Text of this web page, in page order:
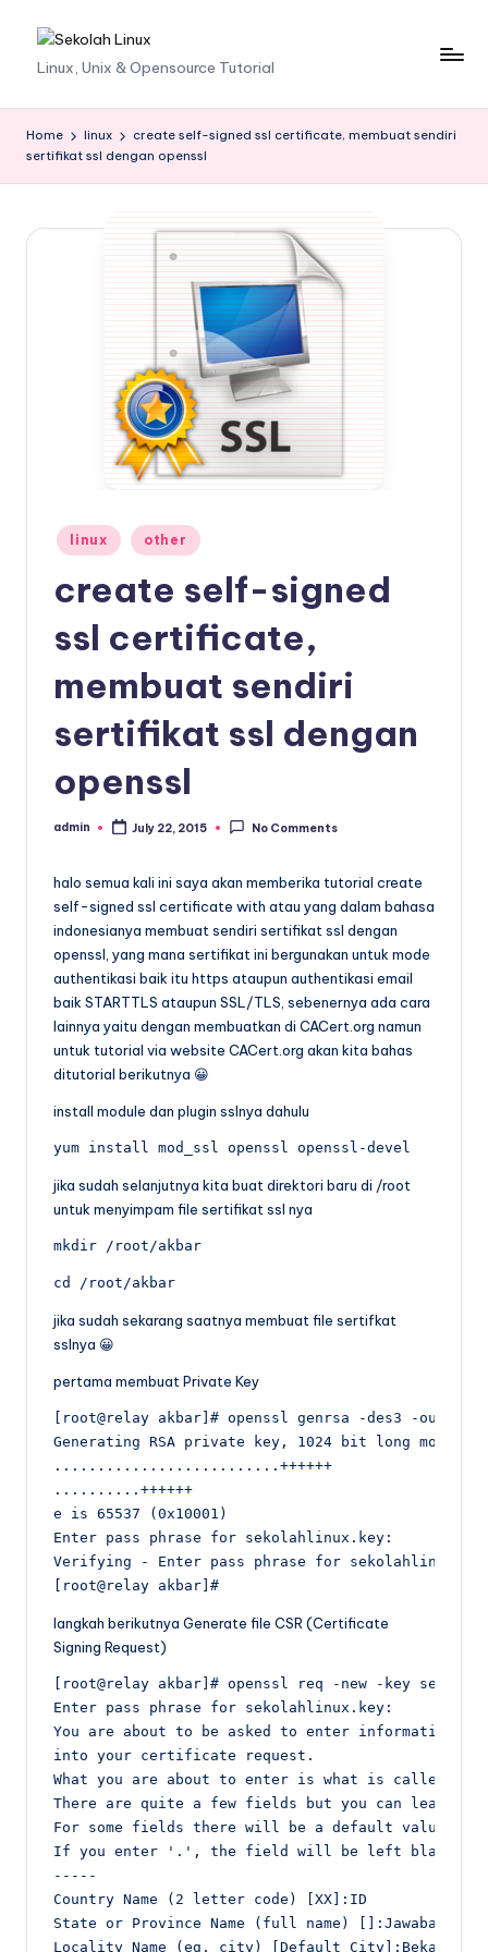
S
e
k
o
Linux, Unix & Opensource Tutorial
Home linux
create self-signed ssl certificate, membuat sendiri
sertifikat ssl dengan openssl
Posted
in
linux other
create self-signed
ssl certificate,
membuat sendiri
sertifikat ssl dengan
openssl
Posted
admin July 22, 2015 No Comments
halo semua kali ini saya akan memberika tutorial create
self-signed ssl certificate with atau yang dalam bahasa
indonesianya membuat sendiri sertifikat ssl dengan
openssl, yang mana sertifikat ini bergunakan untuk mode
authentikasi baik itu https ataupun authentikasi email
baik STARTTLS ataupun SSL/TLS, sebenernya ada cara
lainnya yaitu dengan membuatkan di CACert.org namun
untuk tutorial via website CACert.org akan kita bahas
ditutorial berikutnya 😀
install module dan plugin sslnya dahulu
yum install mod_ssl openssl openssl-devel
jika sudah selanjutnya kita buat direktori baru di /root
untuk menyimpam file sertifikat ssl nya
mkdir /root/akbar
cd /root/akbar
jika sudah sekarang saatnya membuat file sertifkat
sslnya 😀
pertama membuat Private Key
[root@relay akbar]# openssl genrsa -des3 -out
Generating RSA private key, 1024 bit long modulus
..........................++++++
..........++++++
e is 65537 (0x10001)
Enter pass phrase for sekolahlinux.key:
Verifying - Enter pass phrase for
[root@relay akbar]#
langkah berikutnya Generate file CSR (Certificate
Signing Request)
[root@relay akbar]# openssl req -new -key
Enter pass phrase for sekolahlinux.key:
You are about to be asked to enter information
into your certificate request.
What you are about to enter is what is called a
There are quite a few fields but you can leave
For some fields there will be a default value,
If you enter '.', the field will be left blank.
-----
Country Name (2 letter code) [XX]:ID
State or Province Name (full name) []:Jawabarat
Locality Name (eg, city) [Default City]:Bekasi